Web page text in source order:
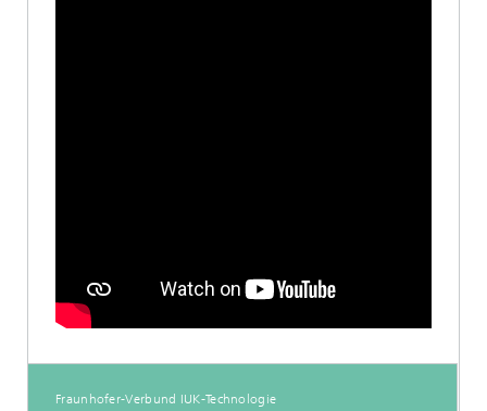
Fraunhofer-Verbund IUK-Technologie